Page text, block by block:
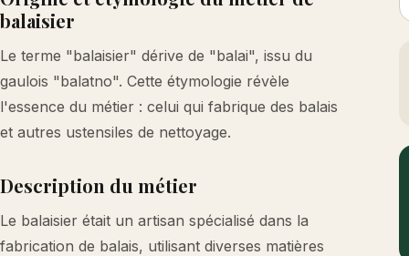
balaisier
Le terme "balaisier" dérive de "balai", issu du
gaulois "balatno". Cette étymologie révèle
l'essence du métier : celui qui fabrique des balais
et autres ustensiles de nettoyage.
Description du métier
Le balaisier était un artisan spécialisé dans la
fabrication de balais, utilisant diverses matières